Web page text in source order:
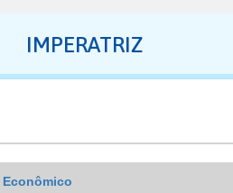
IMPERATRIZ